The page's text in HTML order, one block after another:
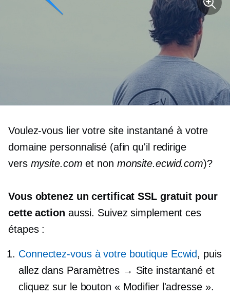
Voulez-vous lier votre site instantané à votre
domaine personnalisé (afin qu'il redirige
vers mysite.com et non monsite.ecwid.com)?
Vous obtenez un certificat SSL gratuit pour
cette action aussi. Suivez simplement ces
étapes :
Connectez-vous à votre boutique Ecwid, puis
allez dans Paramètres → Site instantané et
cliquez sur le bouton « Modifier l'adresse ».